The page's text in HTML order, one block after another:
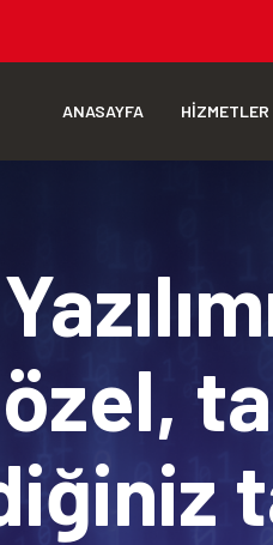
ANASAYFA HİZMETLER